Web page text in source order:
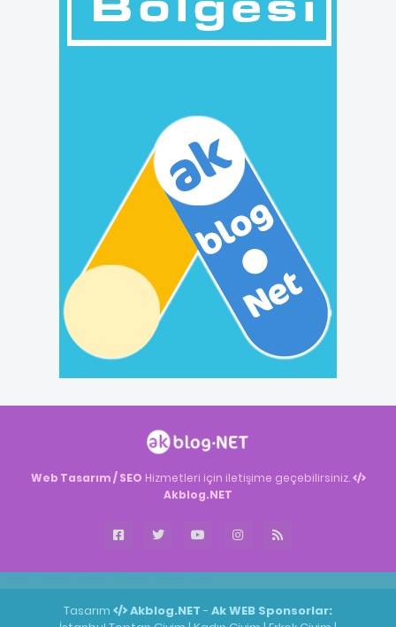
Web Tasarım / SEO Hizmetleri için iletişime geçebilirsiniz.
Akblog.NET
Tasarım Akblog.NET - Ak WEB Sponsorlar: